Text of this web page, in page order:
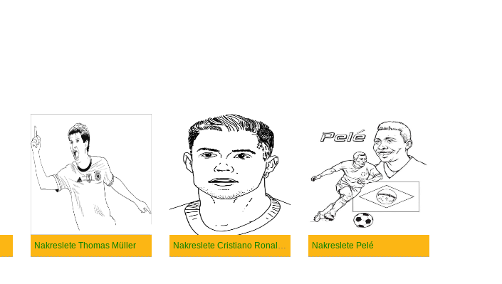
Nakreslete Thomas Müller Nakreslete Cristiano Ronaldo Nakreslete Pelé